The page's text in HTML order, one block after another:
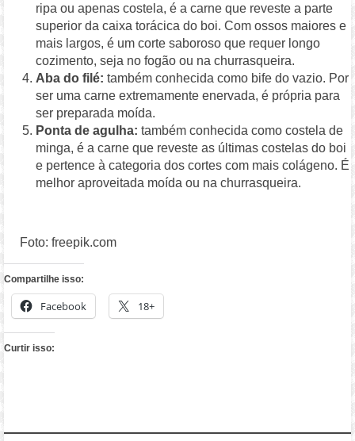
ripa ou apenas costela, é a carne que reveste a parte
superior da caixa torácica do boi. Com ossos maiores e
mais largos, é um corte saboroso que requer longo
cozimento, seja no fogão ou na churrasqueira.
Aba do filé: também conhecida como bife do vazio. Por
ser uma carne extremamente enervada, é própria para
ser preparada moída.
Ponta de agulha: também conhecida como costela de
minga, é a carne que reveste as últimas costelas do boi
e pertence à categoria dos cortes com mais colágeno. É
melhor aproveitada moída ou na churrasqueira.
Foto: freepik.com
Compartilhe isso:
Facebook 18+
Curtir isso: